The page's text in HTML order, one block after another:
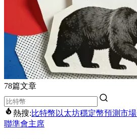
78篇文章
熱搜:比特幣 以太坊穩定幣預測市場
聯準會主席